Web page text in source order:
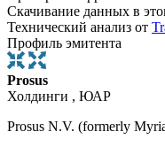
Скачивание данных в
Технический анализ от
Профиль эмитента
Prosus
Холдинги , ЮАР
Prosus N.V. (formerly